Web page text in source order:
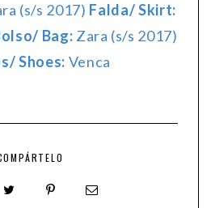
(s/s 2017) Falda/ Skirt:
Bag: Zara (s/s 2017)
Shoes: Venca